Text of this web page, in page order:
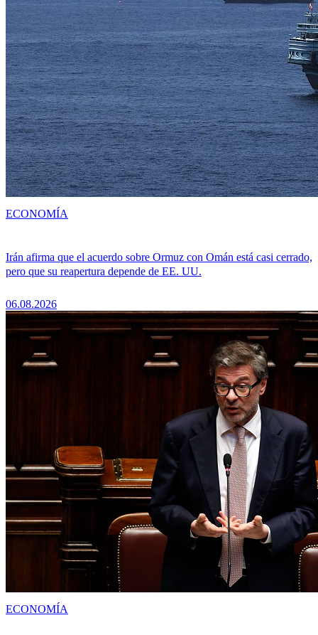
Irán afirma que el acuerdo sobre Ormuz con Omán está casi cerrado,
pero que su reapertura depende de EE. UU.
06.08.2026
ECONOMÍA
ECONOMÍA